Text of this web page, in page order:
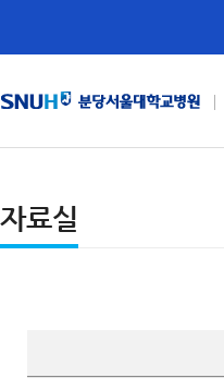
자료실